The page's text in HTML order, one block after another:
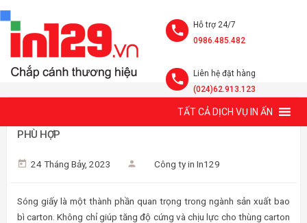
Hỗ trợ 24/7
0986.485.482
Liên hệ đặt hàng
(024)62.913.123
TẤT CẢ DỊCH VỤ IN ẤN
SÓNG GIẤY LÀ GÌ? ĐẶC ĐIỂM VÀ CÁCH CHỌN SÓNG GIẤY
PHÙ HỢP
24 Tháng Bảy, 2023 Công ty in In129
Sóng giấy là một thành phần quan trọng trong ngành sản xuất bao
bì carton. Không chỉ giúp tăng độ cứng và chịu lực cho thùng carton